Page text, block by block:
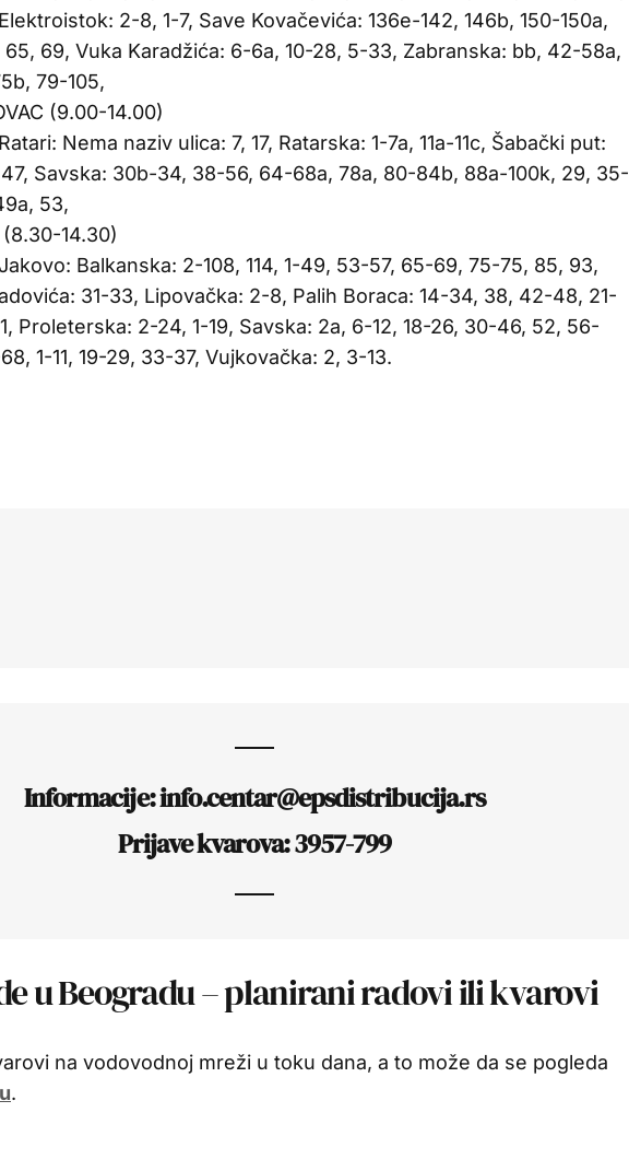
2-8, 1-7, Save Kovačevića: 136e-142, 146b, 150-150a,
65, 69, Vuka Karadžića: 6-6a, 10-28, 5-33, Zabranska: bb, 42-58a,
79-105,
(9.00-14.00)
Nema naziv ulica: 7, 17, Ratarska: 1-7a, 11a-11c, Šabački put:
Savska: 30b-34, 38-56, 64-68a, 78a, 80-84b, 88a-100k, 29, 35-
53,
(8.30-14.30)
Balkanska: 2-108, 114, 1-49, 53-57, 65-69, 75-75, 85, 93,
31-33, Lipovačka: 2-8, Palih Boraca: 14-34, 38, 42-48, 21-
Proleterska: 2-24, 1-19, Savska: 2a, 6-12, 18-26, 30-46, 52, 56-
1-11, 19-29, 33-37, Vujkovačka: 2, 3-13.
Informacije: info.centar@epsdistribucija.rs
Prijave kvarova: 3957-799
u Beogradu – planirani radovi ili kvarovi
na vodovodnoj mreži u toku dana, a to može da se pogleda
.